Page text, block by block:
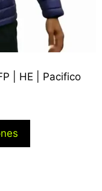
| HE | Pacifico